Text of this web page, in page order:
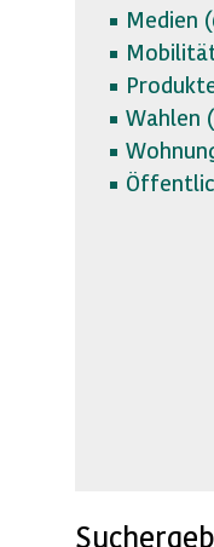
Medien (
Wahlen (